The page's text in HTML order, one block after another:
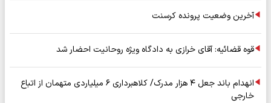
آخرین وضعیت پرونده کرسنت
قوه قضائیه: آقای خرازی به دادگاه ویژه روحانیت احضار شد
انهدام باند جعل ۴ هزار مدرک/ کلاهبرداری ۶ میلیاردی متهمان از اتباع
خارجی